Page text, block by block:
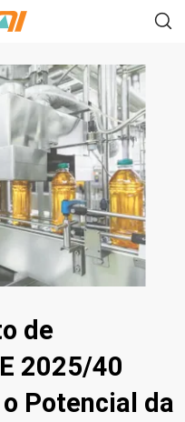
de
2025/40
Potencial da